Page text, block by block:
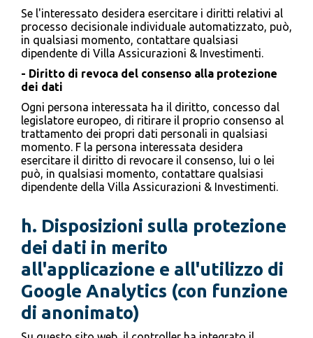
Se l'interessato desidera esercitare i diritti relativi al
processo decisionale individuale automatizzato, può,
in qualsiasi momento, contattare qualsiasi
dipendente di Villa Assicurazioni & Investimenti.
- Diritto di revoca del consenso alla protezione
dei dati
Ogni persona interessata ha il diritto, concesso dal
legislatore europeo, di ritirare il proprio consenso al
trattamento dei propri dati personali in qualsiasi
momento. F la persona interessata desidera
esercitare il diritto di revocare il consenso, lui o lei
può, in qualsiasi momento, contattare qualsiasi
dipendente della Villa Assicurazioni & Investimenti.
h. Disposizioni sulla protezione
dei dati in merito
all'applicazione e all'utilizzo di
Google Analytics (con funzione
di anonimato)